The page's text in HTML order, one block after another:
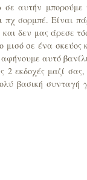
σε αυτήν μπορούμε
πχ σορμπέ. Είναι
δεν μας άρεσε
σε ένα σκεύος
αυτό
2 εκδοχές μαζί σας,
βασική συνταγή